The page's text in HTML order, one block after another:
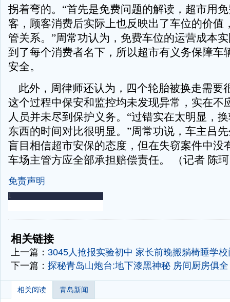
拐着弯的。“首先是免费问题的解读，超市用
客，顾客消费后实际上也反映出了车位的价值
管关系。”周常功认为，免费车位的运营成本
到了每个消费者名下，所以超市有义务保障车
安全。
此外，周律师还认为，四个轮胎被换走需要
这个过程中保安和监控均未发现异常，实在不
人员并未尽到保护义务。“过错实在太明显，
东西的时间对比很明显。”周常功说，车主吕
盲目相信超市安保的态度，但在失窃案件中没
车场主管方应全部承担赔偿责任。 （记者 陈
免责声明
-
相关链接
上一篇： 3045人抢报实验初中 家长前晚搬躺椅睡学校
下一篇： 探秘青岛山炮台:地下漆黑神秘 房间厨房俱全
相关阅读 青岛新闻